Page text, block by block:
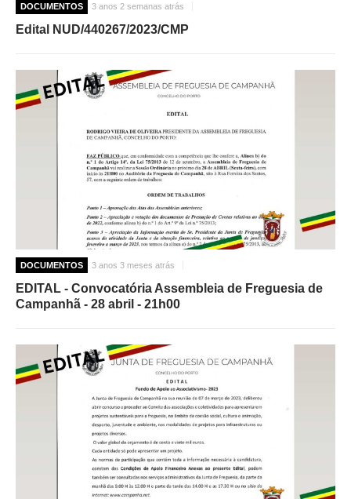
DOCUMENTOS 3 anos 2 semanas atrás
Edital NUD/440267/2023/CMP
DOCUMENTOS 3 anos 3 meses atrás
EDITAL - Convocatória Assembleia de Freguesia de
Campanhã - 28 abril - 21h00